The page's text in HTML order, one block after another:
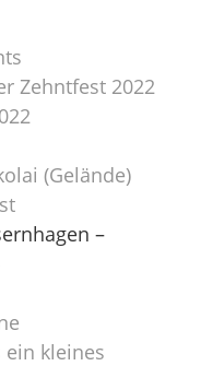
Zehntfest 2022
(Gelände)
–
ein kleines